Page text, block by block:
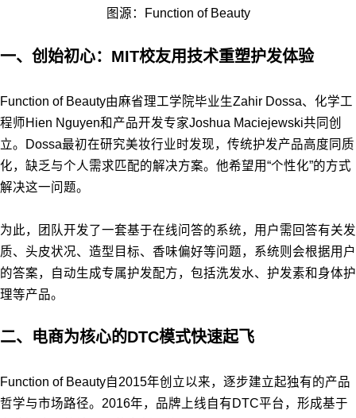
图源：Function of Beauty
一、创始初心：MIT校友用技术重塑护发体验
Function of Beauty由麻省理工学院毕业生Zahir Dossa、化学工
程师Hien Nguyen和产品开发专家Joshua Maciejewski共同创
立。Dossa最初在研究美妆行业时发现，传统护发产品高度同质
化，缺乏与个人需求匹配的解决方案。他希望用“个性化”的方式
解决这一问题。
为此，团队开发了一套基于在线问答的系统，用户需回答有关发
质、头皮状况、造型目标、香味偏好等问题，系统则会根据用户
的答案，自动生成专属护发配方，包括洗发水、护发素和身体护
理等产品。
二、电商为核心的DTC模式快速起飞
Function of Beauty自2015年创立以来，逐步建立起独有的产品
哲学与市场路径。2016年，品牌上线自有DTC平台，形成基于